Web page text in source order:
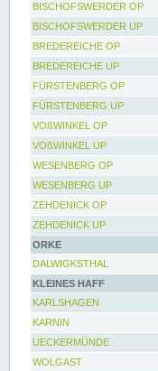
BISCHOFSWERDER OP
BISCHOFSWERDER UP
BREDEREICHE OP
BREDEREICHE UP
FÜRSTENBERG OP
FÜRSTENBERG UP
VOßWINKEL OP
VOßWINKEL UP
WESENBERG OP
WESENBERG UP
ZEHDENICK OP
ZEHDENICK UP
ORKE
DALWIGKSTHAL
KLEINES HAFF
KARLSHAGEN
KARNIN
UECKERMÜNDE
WOLGAST